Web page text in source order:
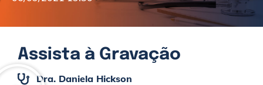
Assista à Gravação
Dra. Daniela Hickson